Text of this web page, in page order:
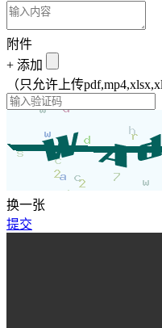
附件
+ 添加
（只允许上传
换一张
提交